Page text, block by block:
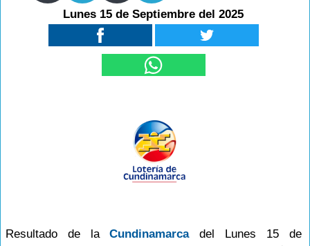
Lunes 15 de Septiembre del 2025
Resultado de laCundinamarcadel Lunes 15 de